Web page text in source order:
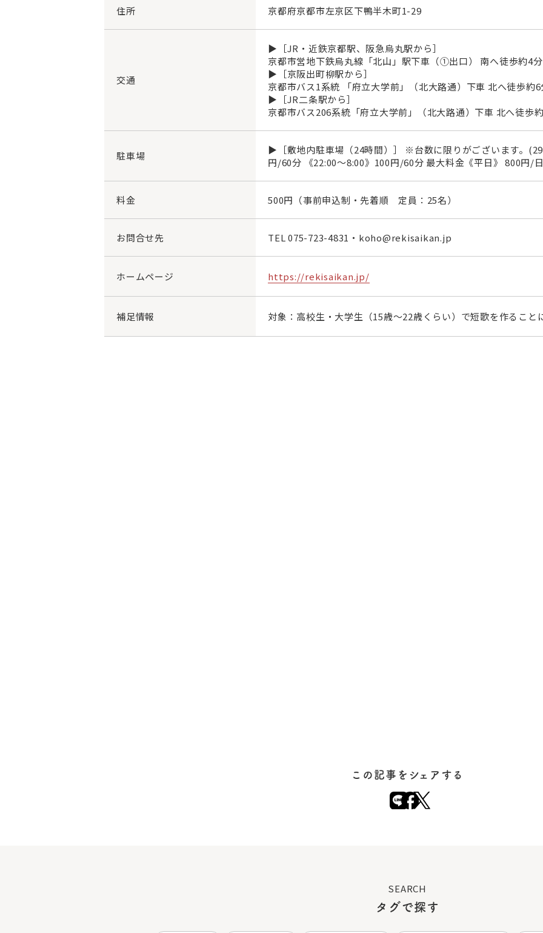
住所 京都府京都市左京区下鴨半木町1-29
交通
▶［JR・近鉄京都駅、阪急烏丸駅から］
京都市営地下鉄烏丸線「北山」駅下車（①出口） 南へ徒歩約4分
▶［京阪出町柳駅から］
京都市バス1系統 「府立大学前」（北大路通）下車 北へ徒歩約6
▶［JR二条駅から］
京都市バス206系統「府立大学前」（北大路通）下車 北へ徒歩
駐車場
▶［敷地内駐車場（24時間）］ ※台数に限りがございます。
円/60分 《22:00～8:00》100円/60分 最大料金《平日》 800円/
料金 500円（事前申込制・先着順 定員：25名）
お問合せ先 TEL075-723-4831 ・koho@rekisaikan.jp
ホームページ https://rekisaikan.jp/
補足情報 対象：高校生・大学生（15歳～22歳くらい）で短歌を作ること
この記事をシェアする
SEARCH
タグで探す